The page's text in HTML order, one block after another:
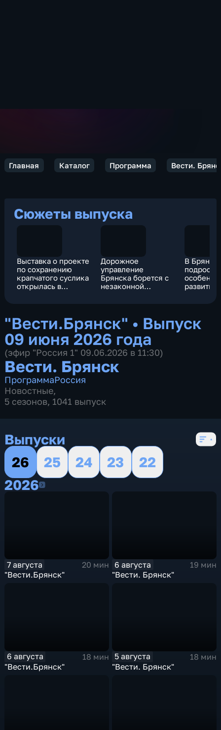
Главная Каталог Программа Вести.
Сюжеты выпуска
Выставка о проекте
по сохранению
крапчатого суслика
открылась в
Дорожное
управление
Брянска борется с
незаконной
В
развития
"Вести.Брянск" • Выпуск
09 июня 2026 года
(эфир "Россия 1" 09.06.2026 в 11:30)
Вести. Брянск
ПрограммаРоссия
Новостные,
5 сезонов, 1041 выпуск
Выпуски
26
25 24 23
22
20262026
7 августа
20 мин
"Вести.Брянск"
6 августа
19 мин
"Вести. Брянск"
6 августа
18 мин
"Вести.Брянск"
5 августа
18 мин
"Вести. Брянск"